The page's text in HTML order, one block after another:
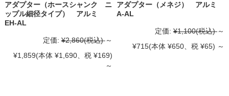
アダプター（ホースシャンク ニ
ップル細径タイプ） アルミ
EH-AL
定価: ¥2,860(税込) ～
¥1,859(本体 ¥1,690、税 ¥169)
～
アダプター（メネジ） アルミ
A-AL
定価: ¥1,100(税込) ～
¥715(本体 ¥650、税 ¥65) ～